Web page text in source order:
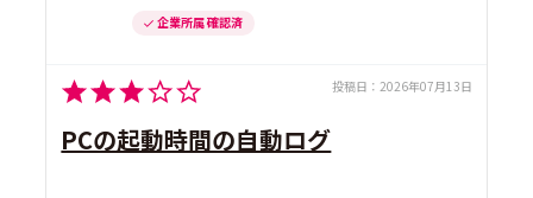
企業所属 確認済
投稿日： 2026年07月13日
PCの起動時間の自動ログ